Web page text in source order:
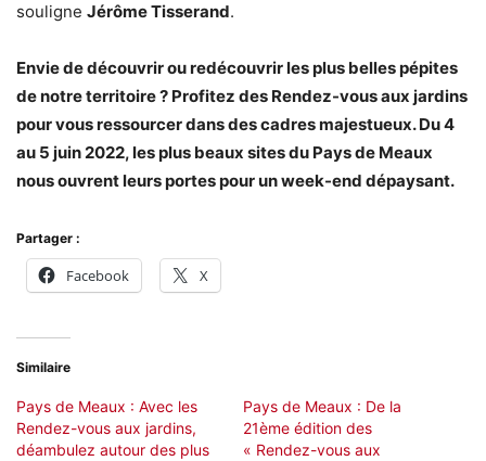
souligne Jérôme Tisserand.
Envie de découvrir ou redécouvrir les plus belles pépites
de notre territoire ? Profitez des Rendez-vous aux jardins
pour vous ressourcer dans des cadres majestueux. Du 4
au 5 juin 2022, les plus beaux sites du Pays de Meaux
nous ouvrent leurs portes pour un week-end dépaysant.
Partager :
Facebook X
Similaire
Pays de Meaux : Avec les
Rendez-vous aux jardins,
déambulez autour des plus
Pays de Meaux : De la
21ème édition des
« Rendez-vous aux